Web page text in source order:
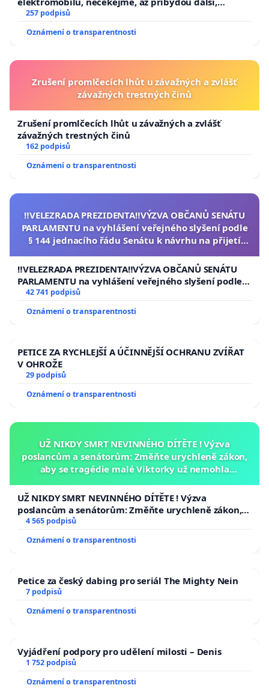
zaveďme slyšitelná auta!
257 podpisů
Oznámení o transparentnosti
Zrušení promlčecích lhůt u závažných a zvlášť
závažných trestných činů
Zrušení promlčecích lhůt u závažných a zvlášť
závažných trestných činů
162 podpisů
Oznámení o transparentnosti
‼️VELEZRADA PREZIDENTA‼️VÝZVA OBČANŮ SENÁTU
PARLAMENTU na vyhlášení veřejného slyšení podle
§ 144 jednacího řádu Senátu k návrhu na přijetí
republiky
‼️VELEZRADA PREZIDENTA‼️VÝZVA OBČANŮ SENÁTU
PARLAMENTU na vyhlášení veřejného slyšení podle §
144 jednacího řádu Senátu k návrhu na přijetí
usnesení k podání ústavní žaloby na prezidenta
republiky
42 741 podpisů
Oznámení o transparentnosti
PETICE ZA RYCHLEJŠÍ A ÚČINNĚJŠÍ OCHRANU ZVÍŘAT
V OHROŽE
29 podpisů
Oznámení o transparentnosti
UŽ NIKDY SMRT NEVINNÉHO DÍTĚTE ! Výzva
poslancům a senátorům: Změňte urychleně zákon,
aby se tragédie malé Viktorky už nemohla
UŽ NIKDY SMRT NEVINNÉHO DÍTĚTE ! Výzva
poslancům a senátorům: Změňte urychleně zákon,
aby se tragédie malé Viktorky už nemohla opakovat!
4 565 podpisů
Oznámení o transparentnosti
Petice za český dabing pro seriál The Mighty Nein
7 podpisů
Oznámení o transparentnosti
Vyjádření podpory pro udělení milosti – Denis
1 752 podpisů
Oznámení o transparentnosti